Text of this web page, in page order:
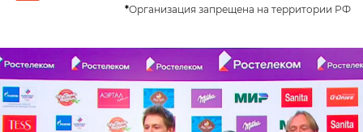
*Организация запрещена на территории РФ